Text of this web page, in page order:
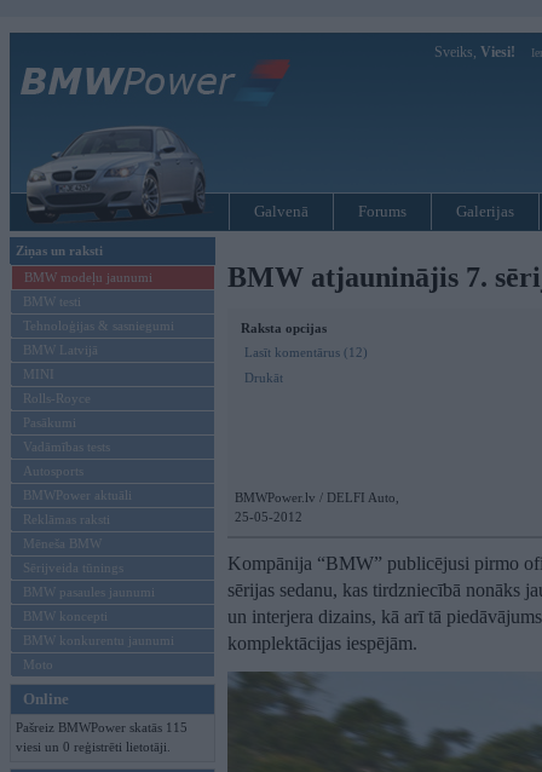
Sveiks, Viesi!
Galvenā Forums Galerijas
Ziņas un raksti
BMW modeļu jaunumi
BMW testi
Tehnoloģijas & sasniegumi
BMW Latvijā
MINI
Rolls-Royce
Pasākumi
Vadāmības tests
Autosports
BMWPower aktuāli
Reklāmas raksti
Mēneša BMW
Sērijveida tūnings
BMW pasaules jaunumi
BMW koncepti
BMW konkurentu jaunumi
Moto
Online
Pašreiz BMWPower skatās 115
viesi un 0 reģistrēti lietotāji.
BMW atjauninājis 7.
Raksta opcijas
Lasīt komentārus (12)
Drukāt
BMWPower.lv / DELFI Auto,
25-05-2012
Kompānija “BMW” publicējusi pirmo
sērijas sedanu, kas tirdzniecībā nonāks
un interjera dizains, kā arī tā
komplektācijas iespējām.